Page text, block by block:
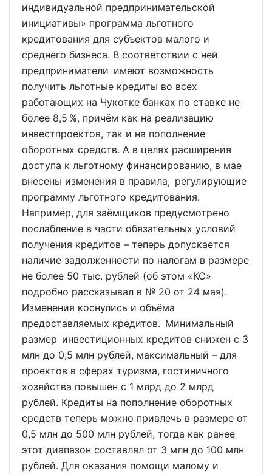
индивидуальной предпринимательской
инициативы» программа льготного
кредитования для субъектов малого и
среднего бизнеса. В соответствии с ней
предприниматели имеют возможность
получить льготные кредиты во всех
работающих на Чукотке банках по ставке не
более 8,5 %, причём как на реализацию
инвестпроектов, так и на пополнение
оборотных средств. А в целях расширения
доступа к льготному финансированию, в мае
внесены изменения в правила, регулирующие
программу льготного кредитования.
Например, для заёмщиков предусмотрено
послабление в части обязательных условий
получения кредитов – теперь допускается
наличие задолженности по налогам в размере
не более 50 тыс. рублей (об этом «КС»
подробно рассказывал в № 20 от 24 мая).
Изменения коснулись и объёма
предоставляемых кредитов. Минимальный
размер инвестиционных кредитов снижен с 3
млн до 0,5 млн рублей, максимальный – для
проектов в сферах туризма, гостиничного
хозяйства повышен с 1 млрд до 2 млрд
рублей. Кредиты на пополнение оборотных
средств теперь можно привлечь в размере от
0,5 млн до 500 млн рублей, тогда как ранее
этот диапазон составлял от 3 млн до 100 млн
рублей. Для оказания помощи малому и